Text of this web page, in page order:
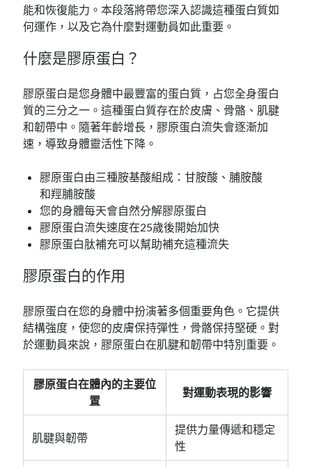
能和恢復能力。本段落將帶您深入認識這種蛋白質如
何運作，以及它為什麼對運動員如此重要。
什麼是膠原蛋白？
膠原蛋白是您身體中最豐富的蛋白質，占您全身蛋白
質的三分之一。這種蛋白質存在於皮膚、骨骼、肌腱
和韌帶中。隨著年齡增長，膠原蛋白流失會逐漸加
速，導致身體靈活性下降。
膠原蛋白由三種胺基酸組成：甘胺酸、脯胺酸
和羥脯胺酸
您的身體每天會自然分解膠原蛋白
膠原蛋白流失速度在25歲後開始加快
膠原蛋白肽補充可以幫助補充這種流失
膠原蛋白的作用
膠原蛋白在您的身體中扮演著多個重要角色。它提供
結構強度，使您的皮膚保持彈性，骨骼保持堅硬。對
於運動員來說，膠原蛋白在肌腱和韌帶中特別重要。
膠原蛋白在體內的主要位
置
對運動表現的影響
肌腱與韌帶
提供力量傳遞和穩定
性